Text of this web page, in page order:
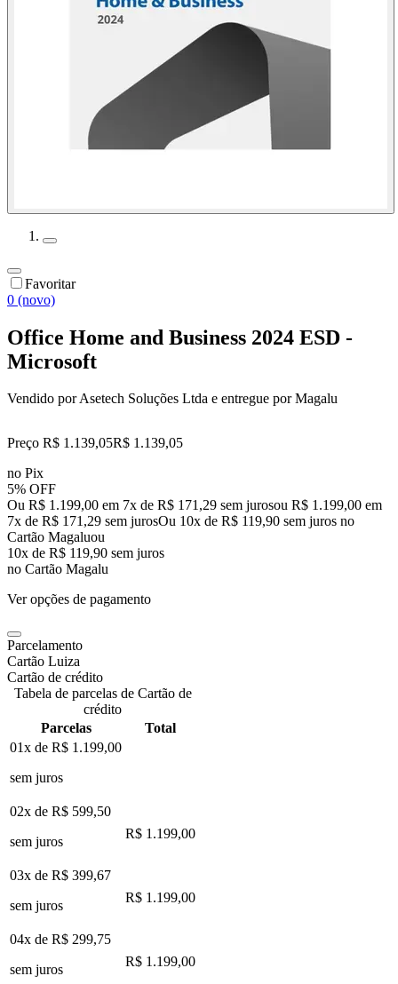
Favoritar
0 (novo)
Office Home and Business 2024 ESD -
Microsoft
Vendido porAsetech Soluções Ltda e entregue por Magalu
Preço R$ 1.139,05R$ 1.139,05
no Pix
5% OFF
Ou R$ 1.199,00 em 7x de R$ 171,29 sem jurosou R$ 1.199,00 em
7x de R$ 171,29 sem jurosOu 10x de R$ 119,90 sem juros no
Cartão Magaluou
10x de R$ 119,90 sem juros
no Cartão Magalu
Ver opções de pagamento
Parcelamento
Cartão Luiza
Cartão de crédito
Tabela de parcelas de Cartão de
crédito
Parcelas
Total
01x de R$ 1.199,00
sem juros
02x de R$ 599,50
sem juros
R$ 1.199,00
03x de R$ 399,67
sem juros
R$ 1.199,00
04x de R$ 299,75
sem juros
R$ 1.199,00